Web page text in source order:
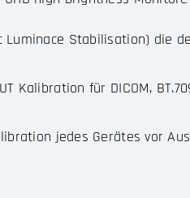
Luminace Stabilisation) die
Kalibration für DICOM,
jedes Gerätes vor